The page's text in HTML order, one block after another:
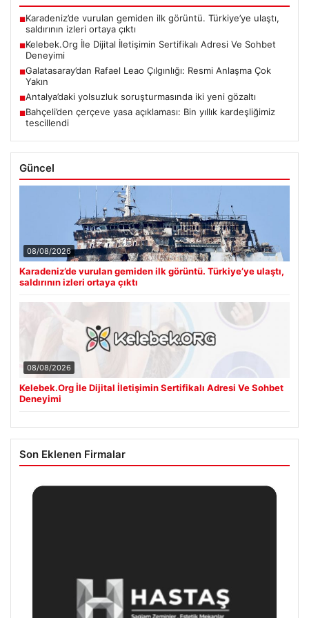
■Karadeniz’de vurulan gemiden ilk görüntü. Türkiye’ye ulaştı,
saldırının izleri ortaya çıktı
■Kelebek.Org İle Dijital İletişimin Sertifikalı Adresi Ve Sohbet
Deneyimi
■Galatasaray’dan Rafael Leao Çılgınlığı: Resmi Anlaşma Çok
Yakın
■Antalya’daki yolsuzluk soruşturmasında iki yeni gözaltı
■Bahçeli’den çerçeve yasa açıklaması: Bin yıllık kardeşliğimiz
tescillendi
Güncel
08/08/2026
Karadeniz’de vurulan gemiden ilk görüntü. Türkiye’ye ulaştı,
saldırının izleri ortaya çıktı
08/08/2026
Kelebek.Org İle Dijital İletişimin Sertifikalı Adresi Ve Sohbet
Deneyimi
Son Eklenen Firmalar